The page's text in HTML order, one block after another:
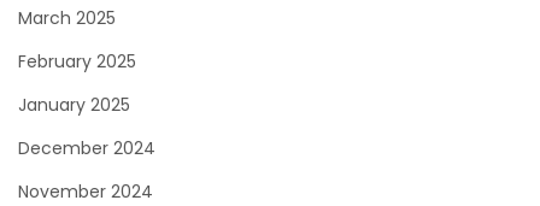
March 2025
February 2025
January 2025
December 2024
November 2024